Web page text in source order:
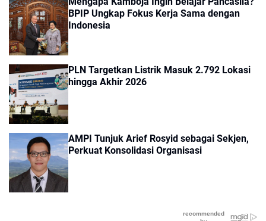
BPIP Ungkap Fokus Kerja Sama dengan
Indonesia
PLN Targetkan Listrik Masuk 2.792 Lokasi
hingga Akhir 2026
AMPI Tunjuk Arief Rosyid sebagai Sekjen,
Perkuat Konsolidasi Organisasi